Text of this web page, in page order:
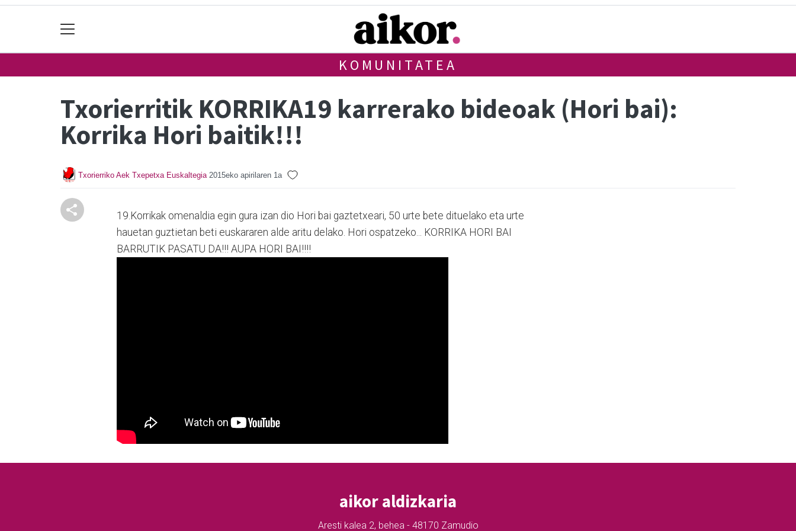
KOMUNITATEA
Txorierritik KORRIKA19 karrerako bideoak (Hori bai):
Korrika Hori baitik!!!
Txorierriko Aek Txepetxa Euskaltegia 2015eko apirilaren 1a
19.Korrikak omenaldia egin gura izan dio Hori bai gaztetxeari, 50 urte bete dituelako eta urte
hauetan guztietan beti euskararen alde aritu delako. Hori ospatzeko... KORRIKA HORI BAI
BARRUTIK PASATU DA!!! AUPA HORI BAI!!!!
aikor aldizkaria
Aresti kalea 2, behea - 48170 Zamudio